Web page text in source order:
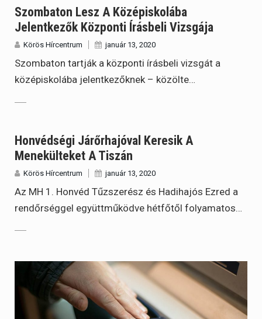
Szombaton Lesz A Középiskolába
Jelentkezők Központi Írásbeli Vizsgája
Körös Hírcentrum január 13, 2020
Szombaton tartják a központi írásbeli vizsgát a
középiskolába jelentkezőknek – közölte…
Honvédségi Járőrhajóval Keresik A
Menekülteket A Tiszán
Körös Hírcentrum január 13, 2020
Az MH 1. Honvéd Tűzszerész és Hadihajós Ezred a
rendőrséggel együttműködve hétfőtől folyamatos…